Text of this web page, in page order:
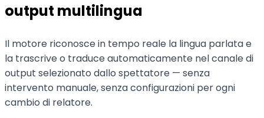
output multilingua
Il motore riconosce in tempo reale la lingua parlata e
la trascrive o traduce automaticamente nel canale di
output selezionato dallo spettatore — senza
intervento manuale, senza configurazioni per ogni
cambio di relatore.